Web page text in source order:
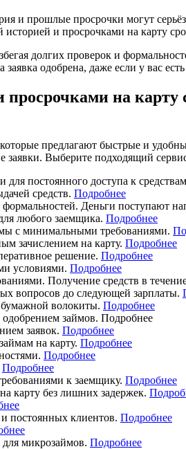
и прошлые просрочки могут
и просрочками на карту
долгих проверок и
одобрена, даже если у вас
на
предлагают быстрые и
Выберите подходящий сервис
постоянного доступа к
средств. Подробнее
Деньги поступают
любого заемщика. Подробнее
с минимальными требованиями.
зачислением на карту. Подробнее
решение. Подробнее
условиями. Подробнее
Получение средств в
вопросов до следующей зарплаты.
волокиты. Подробнее
займов. Подробнее
заявок. Подробнее
на карту. Подробнее
Подробнее
Подробнее
к заемщику. Подробнее
карту без лишних задержек.
постоянных клиентов. Подробнее
микрозаймов. Подробнее